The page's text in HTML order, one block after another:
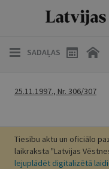
SADAĻAS
25.11.1997., Nr. 306/307
Tiesību aktu un oficiālo
laikraksta "Latvijas
lejuplādēt digitalizētā